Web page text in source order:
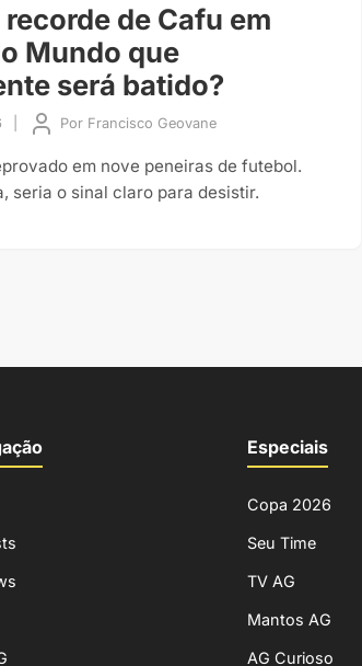
recorde de Cafu em
Mundo que
será batido?
Por Francisco Geovane
em nove peneiras de futebol.
seria o sinal claro para desistir.
Especiais
Copa 2026
Seu Time
TV AG
Mantos AG
AG Curioso